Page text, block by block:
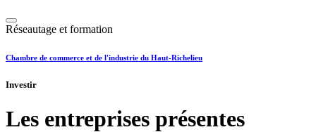
Réseautage et formation
Chambre de commerce et de l'industrie du Haut-Richelieu
Investir
Les entreprises présentes